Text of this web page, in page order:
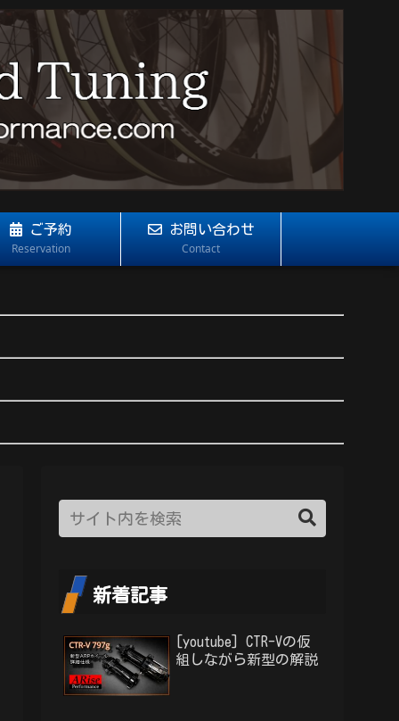
ご予約
Reservation
お問い合わせ
Contact
新着記事
[youtube] CTR-Vの仮
組しながら新型の解説